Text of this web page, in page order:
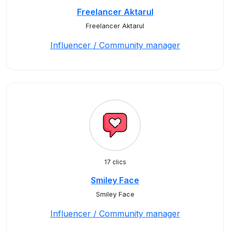
Freelancer Aktarul
Freelancer Aktarul
Influencer / Community manager
17 clics
Smiley Face
Smiley Face
Influencer / Community manager